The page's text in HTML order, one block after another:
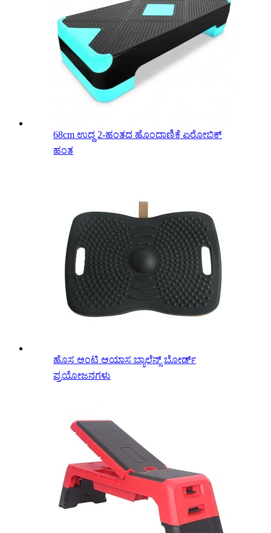
68cm ಉದ್ದ 2-ಹಂತದ ಹೊಂದಾಣಿಕೆ ಏರೋಬಿಕ್
ಹಂತ
ಹೊಸ ಆಂಟಿ ಆಯಾಸ ಬ್ಯಾಲೆನ್ಸ್ ಬೋರ್ಡ್
ಪ್ರಯೋಜನಗಳು